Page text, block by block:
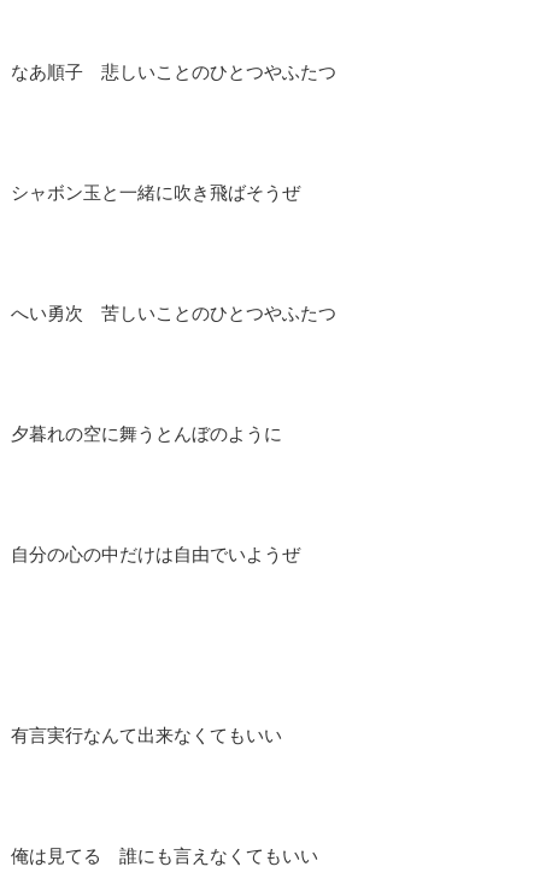
なあ順子 悲しいことのひとつやふたつ
シャボン玉と一緒に吹き飛ばそうぜ
へい勇次 苦しいことのひとつやふたつ
夕暮れの空に舞うとんぼのように
自分の心の中だけは自由でいようぜ
有言実行なんて出来なくてもいい
俺は見てる 誰にも言えなくてもいい